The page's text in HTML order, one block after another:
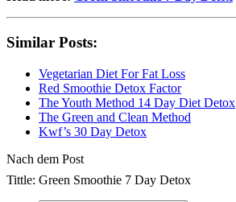
Similar Posts:
Vegetarian Diet For Fat Loss
Red Smoothie Detox Factor
The Youth Method 14 Day Diet Detox
The Green and Clean Method
Kwf’s 30 Day Detox
Nach dem Post
Tittle: Green Smoothie 7 Day Detox